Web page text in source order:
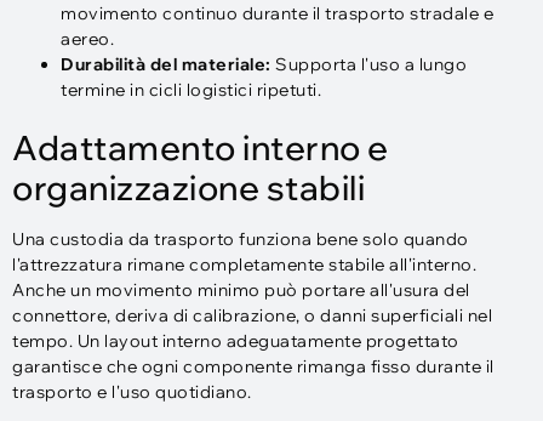
movimento continuo durante il trasporto stradale e
aereo.
Durabilità del materiale: Supporta l'uso a lungo
termine in cicli logistici ripetuti.
Adattamento interno e
organizzazione stabili
Una custodia da trasporto funziona bene solo quando
l'attrezzatura rimane completamente stabile all'interno.
Anche un movimento minimo può portare all'usura del
connettore, deriva di calibrazione, o danni superficiali nel
tempo. Un layout interno adeguatamente progettato
garantisce che ogni componente rimanga fisso durante il
trasporto e l'uso quotidiano.